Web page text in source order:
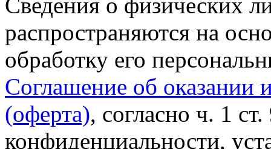
Сведения о физических
распространяются на
обработку его
Соглашение об оказании
(оферта), согласно ч. 1
конфиденциальности,